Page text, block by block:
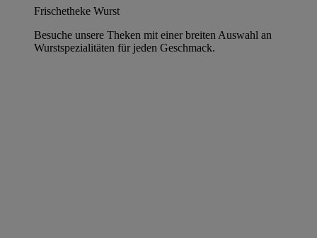
Frischetheke Wurst
Besuche unsere Theken mit einer breiten Auswahl an
Wurstspezialitäten für jeden Geschmack.